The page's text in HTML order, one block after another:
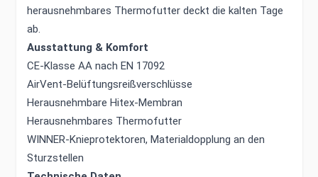
herausnehmbares Thermofutter deckt die kalten Tage
ab.
Ausstattung & Komfort
CE-Klasse AA nach EN 17092
AirVent-Belüftungsreißverschlüsse
Herausnehmbare Hitex-Membran
Herausnehmbares Thermofutter
WINNER-Knieprotektoren, Materialdopplung an den
Sturzstellen